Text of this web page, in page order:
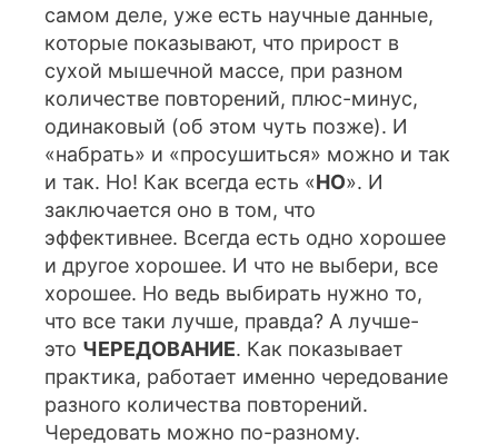
самом деле, уже есть научные данные,
которые показывают, что прирост в
сухой мышечной массе, при разном
количестве повторений, плюс-минус,
одинаковый (об этом чуть позже). И
«набрать» и «просушиться» можно и так
и так. Но! Как всегда есть «НО». И
заключается оно в том, что
эффективнее. Всегда есть одно хорошее
и другое хорошее. И что не выбери, все
хорошее. Но ведь выбирать нужно то,
что все таки лучше, правда? А лучше-
это ЧЕРЕДОВАНИЕ. Как показывает
практика, работает именно чередование
разного количества повторений.
Чередовать можно по-разному.